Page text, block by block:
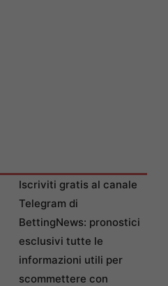
Iscriviti gratis al canale
Telegram di
BettingNews: pronostici
esclusivi tutte le
informazioni utili per
scommettere con